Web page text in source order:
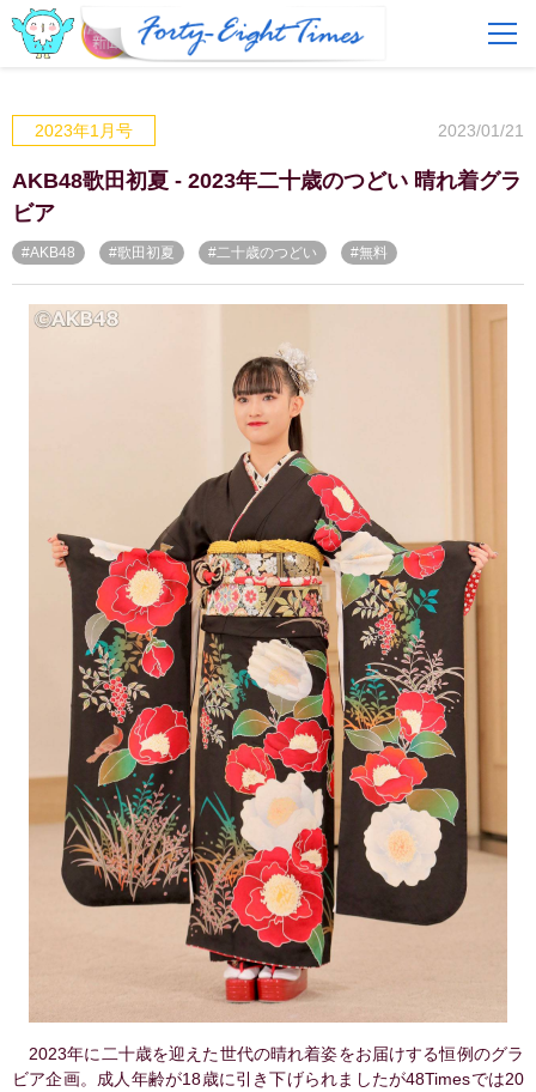
FAQ
ログイン 会員登録
2023年1月号 2023/01/21
AKB48歌田初夏 - 2023年二十歳のつどい 晴れ着グラ
ビア
#AKB48 #歌田初夏 #二十歳のつどい #無料
2023年に二十歳を迎えた世代の晴れ着姿をお届けする恒例のグラ
ビア企画。成人年齢が18歳に引き下げられましたが48Timesでは20